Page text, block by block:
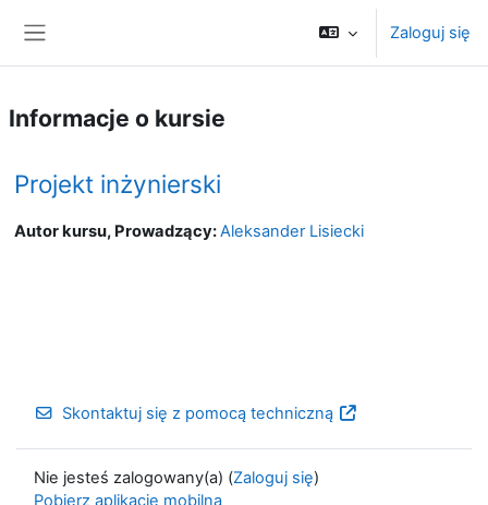
Zaloguj się
Informacje o kursie
Projekt inżynierski
Autor kursu, Prowadzący:Aleksander Lisiecki
Skontaktuj się z pomocą techniczną
Nie jesteś zalogowany(a) (Zaloguj się)
Pobierz aplikację mobilną